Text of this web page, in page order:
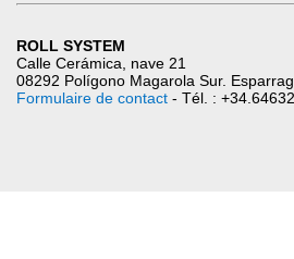
ROLL SYSTEM
Calle Cerámica, nave 21
08292 Polígono Magarola Sur.
Formulaire de contact- Tél. :